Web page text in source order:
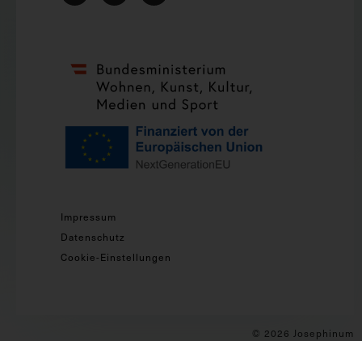
Impressum
Datenschutz
Cookie-Einstellungen
© 2026 Josephinum